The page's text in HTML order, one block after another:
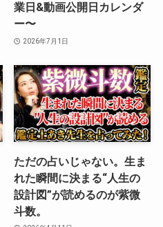
業日&動画公開日カレンダ
ー〜
2026年7月1日
ただの占いじゃない。生ま
れた瞬間に決まる“人生の
設計図”が読めるのが紫微
斗数。